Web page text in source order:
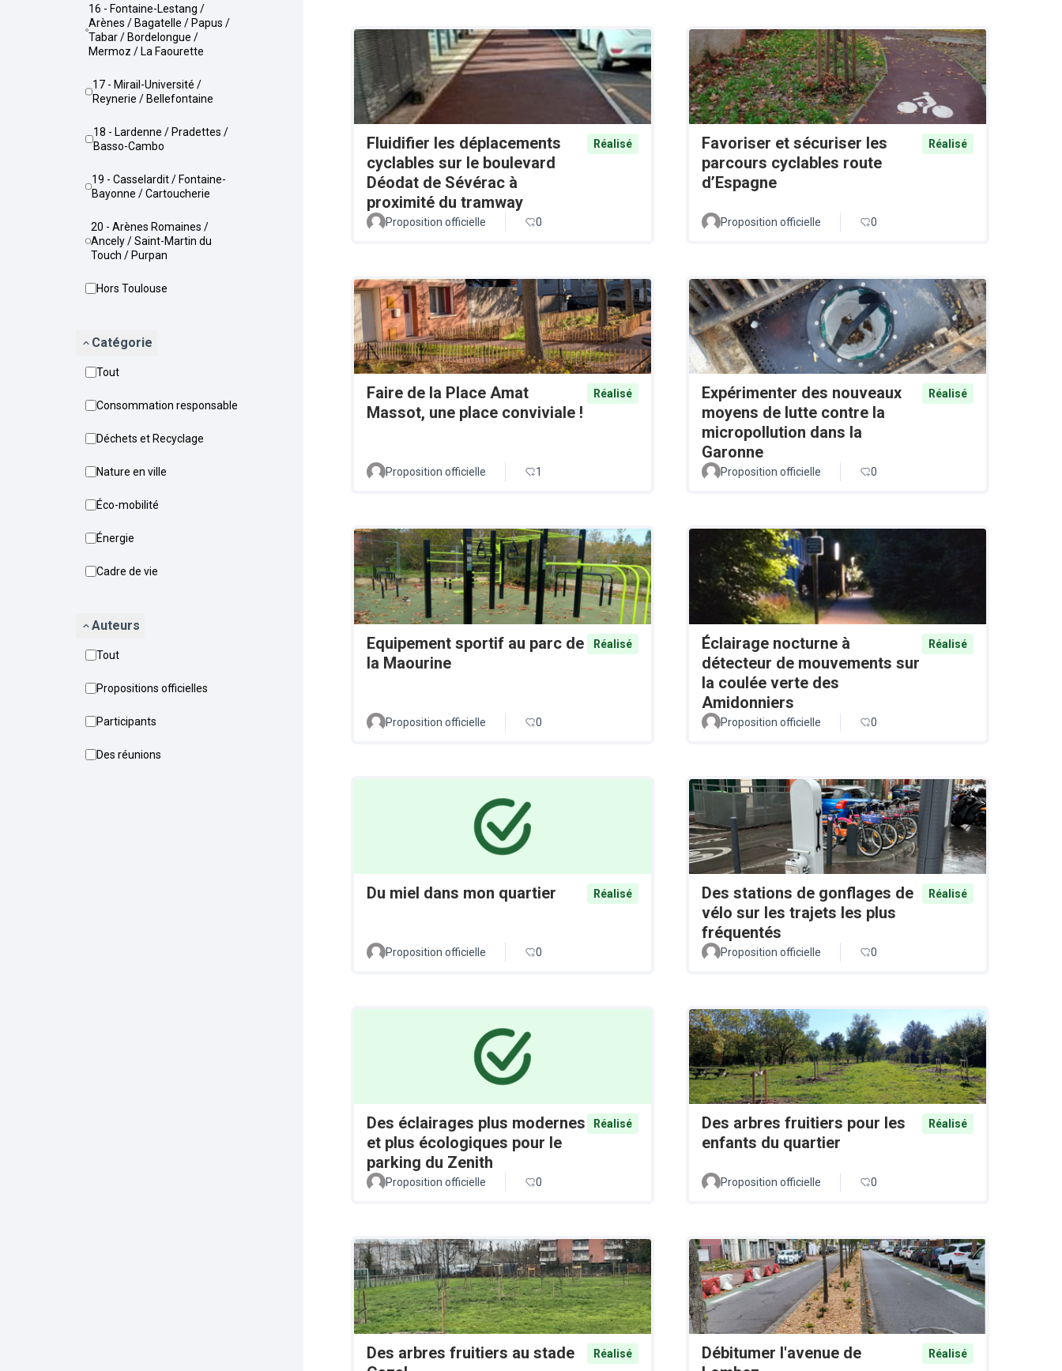
16 - Fontaine-Lestang /
Arènes / Bagatelle / Papus /
Tabar / Bordelongue /
Mermoz / La Faourette
17 - Mirail-Université /
Reynerie / Bellefontaine
18 - Lardenne / Pradettes /
Basso-Cambo
19 - Casselardit / Fontaine-
Bayonne / Cartoucherie
20 - Arènes Romaines /
Ancely / Saint-Martin du
Touch / Purpan
Hors Toulouse
Catégorie
Tout
Consommation responsable
Déchets et Recyclage
Nature en ville
Éco-mobilité
Énergie
Cadre de vie
Auteurs
Tout
Propositions officielles
Participants
Des réunions
Fluidifier les déplacements
cyclables sur le boulevard
Déodat de Sévérac à
proximité du tramway
Réalisé
Proposition officielle 0
Favoriser et sécuriser les
parcours cyclables route
d’Espagne
Réalisé
Proposition officielle 0
Faire de la Place Amat
Massot, une place conviviale !
Réalisé
Proposition officielle 1
Expérimenter des nouveaux
moyens de lutte contre la
micropollution dans la
Garonne
Réalisé
Proposition officielle 0
Equipement sportif au parc de
la Maourine
Réalisé
Proposition officielle 0
Éclairage nocturne à
détecteur de mouvements sur
la coulée verte des
Amidonniers
Réalisé
Proposition officielle 0
Du miel dans mon quartier Réalisé
Proposition officielle 0
Des stations de gonflages de
vélo sur les trajets les plus
fréquentés
Réalisé
Proposition officielle 0
Des éclairages plus modernes
et plus écologiques pour le
parking du Zenith
Réalisé
Proposition officielle 0
Des arbres fruitiers pour les
enfants du quartier
Réalisé
Proposition officielle 0
Des arbres fruitiers au stade
Réalisé
Débitumer l'avenue de
Réalisé